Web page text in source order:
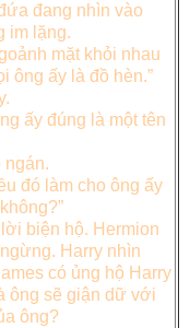
đang nhìn vào
im lặng.
mặt khỏi nhau
ông ấy là đồ hèn.”
ấy đúng là một tên
ngán.
đó làm cho ông ấy
biện hộ. Hermion
Harry nhìn
có ủng hộ Harry
ông sẽ giận dữ với
ông?